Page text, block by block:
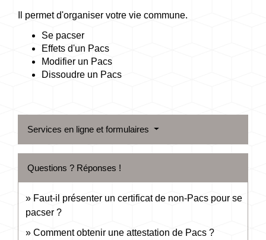
Il permet d'organiser votre vie commune.
Se pacser
Effets d'un Pacs
Modifier un Pacs
Dissoudre un Pacs
Services en ligne et formulaires
Questions ? Réponses !
Faut-il présenter un certificat de non-Pacs pour se
pacser ?
Comment obtenir une attestation de Pacs ?